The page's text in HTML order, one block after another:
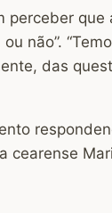
não”.
das
cearense